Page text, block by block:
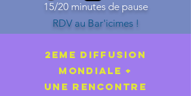
15/20 minutes de pause
RDV au Bar'icimes !
2EME DIFFUSION
MONDIALE +
Une RENCONTRE